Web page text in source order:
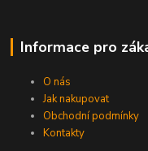
Informace pro
O nás
Jak nakupovat
Obchodní podmínky
Kontakty